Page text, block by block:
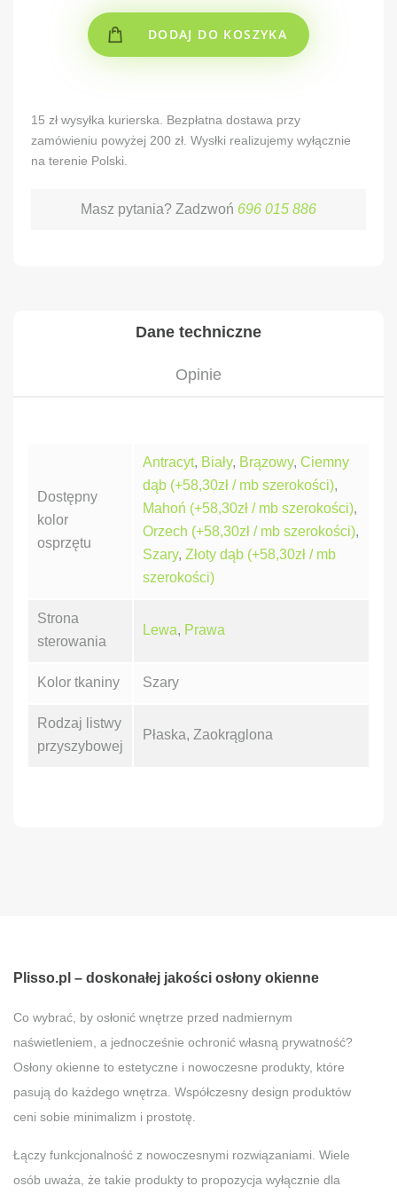
DODAJ DO KOSZYKA
15 zł wysyłka kurierska. Bezpłatna dostawa przy
zamówieniu powyżej 200 zł. Wysłki realizujemy wyłącznie
na terenie Polski.
Masz pytania? Zadzwoń 696 015 886
Dane techniczne
Opinie
Dostępny
kolor
osprzętu
Antracyt, Biały, Brązowy, Ciemny
dąb (+58,30zł / mb szerokości),
Mahoń (+58,30zł / mb szerokości),
Orzech (+58,30zł / mb szerokości),
Szary, Złoty dąb (+58,30zł / mb
szerokości)
Strona
sterowania
Lewa, Prawa
Kolor tkaniny Szary
Rodzaj listwy
przyszybowej
Płaska, Zaokrąglona
Plisso.pl – doskonałej jakości osłony okienne
Co wybrać, by osłonić wnętrze przed nadmiernym
naświetleniem, a jednocześnie ochronić własną prywatność?
Osłony okienne to estetyczne i nowoczesne produkty, które
pasują do każdego wnętrza. Współczesny design produktów
ceni sobie minimalizm i prostotę.
Łączy funkcjonalność z nowoczesnymi rozwiązaniami. Wiele
osób uważa, że takie produkty to propozycja wyłącznie dla